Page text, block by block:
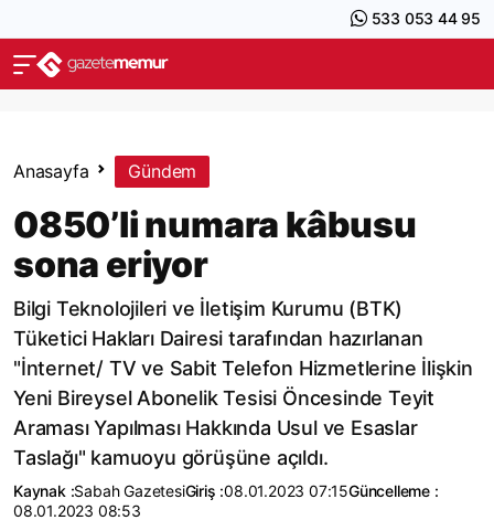
533 053 44 95
Anasayfa Gündem
0850’li numara kâbusu
sona eriyor
Bilgi Teknolojileri ve İletişim Kurumu (BTK)
Tüketici Hakları Dairesi tarafından hazırlanan
"İnternet/ TV ve Sabit Telefon Hizmetlerine İlişkin
Yeni Bireysel Abonelik Tesisi Öncesinde Teyit
Araması Yapılması Hakkında Usul ve Esaslar
Taslağı" kamuoyu görüşüne açıldı.
Kaynak :Sabah GazetesiGiriş :08.01.2023 07:15Güncelleme :
08.01.2023 08:53